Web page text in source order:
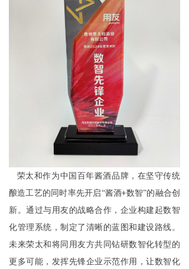
荣太和作为中国百年酱酒品牌，在坚守传统
酿造工艺的同时率先开启“酱酒+数智”的融合创
新。通过与用友的战略合作，企业构建起数智
化管理系统，制定了清晰的蓝图和建设路线。
未来荣太和将同用友方共同钻研数智化转型的
更多可能，发挥先锋企业示范作用，让数智化